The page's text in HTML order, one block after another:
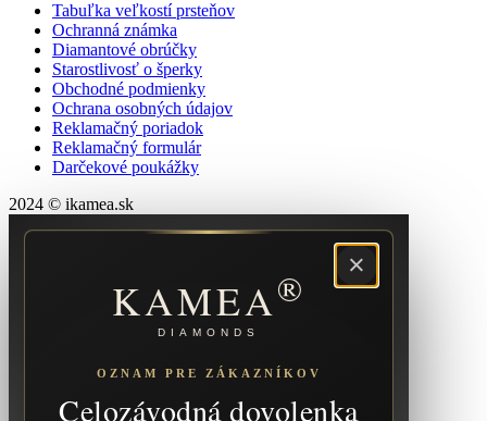
Tabuľka veľkostí prsteňov
Ochranná známka
Diamantové obrúčky
Starostlivosť o šperky
Obchodné podmienky
Ochrana osobných údajov
Reklamačný poriadok
Reklamačný formulár
Darčekové poukážky
2024 © ikamea.sk
×
KAMEA®
DIAMONDS
OZNAM PRE ZÁKAZNÍKOV
Celozávodná dovolenka